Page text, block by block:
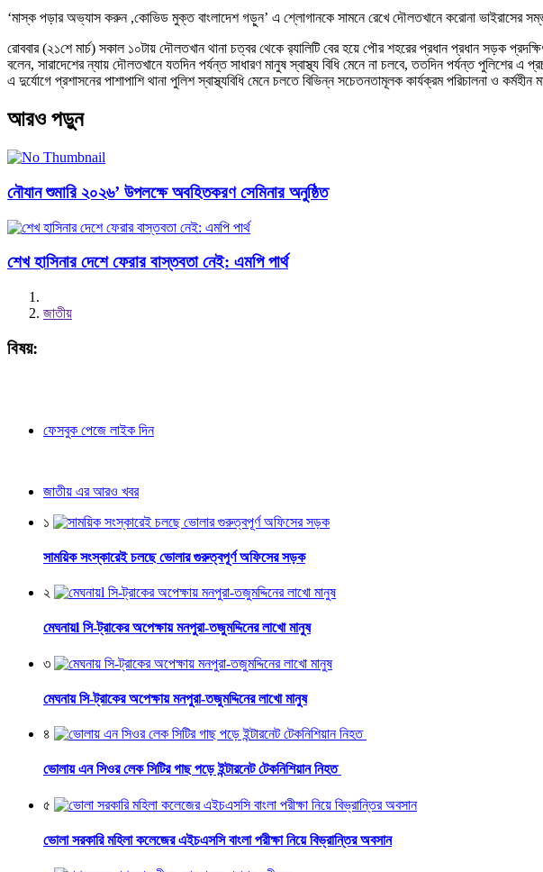
‘মাস্ক পড়ার অভ্যাস করুন ,কোভিড মুক্ত বাংলাদেশ গড়ুন’ এ শ্লোগানকে সামনে রেখে দৌলতখানে করোনা ভাইরাসের
রোববার (২১শে মার্চ) সকাল ১০টায় দৌলতখান থানা চত্বর থেকে র‌্যালিটি বের হয়ে পৌর শহরের প্রধান প্রধান সড়ক
বলেন, সারাদেশের ন্যায় দৌলতখানে যতদিন পর্যন্ত সাধারণ মানুষ স্বাস্থ্য বিধি মেনে না চলবে, ততদিন পর্যন্ত
এ দুর্যোগে প্রশাসনের পাশাপাশি থানা পুলিশ স্বাস্থ্যবিধি মেনে চলতে বিভিন্ন সচেতনতামূলক কার্যক্রম পরিচালনা ও কর্মহীন
আরও পড়ুন
নৌযান শুমারি ২০২৬’ উপলক্ষে অবহিতকরণ সেমিনার অনুষ্ঠিত
শেখ হাসিনার দেশে ফেরার বাস্তবতা নেই: এমপি পার্থ
জাতীয়
বিষয়:
ফেসবুক পেজে লাইক দিন
জাতীয় এর আরও খবর
১
সাময়িক সংস্কারেই চলছে ভোলার গুরুত্বপূর্ণ অফিসের সড়ক
২
মেঘনায়l সি-ট্রাকের অপেক্ষায় মনপুরা-তজুমদ্দিনের লাখো মানুষ
৩
মেঘনায় সি-ট্রাকের অপেক্ষায় মনপুরা-তজুমদ্দিনের লাখো মানুষ
৪
ভোলায় এন সিওর লেক সিটির গাছ পড়ে ইন্টারনেট টেকনিশিয়ান নিহত
৫
ভোলা সরকারি মহিলা কলেজের এইচএসসি বাংলা পরীক্ষা নিয়ে বিভ্রান্তির অবসান